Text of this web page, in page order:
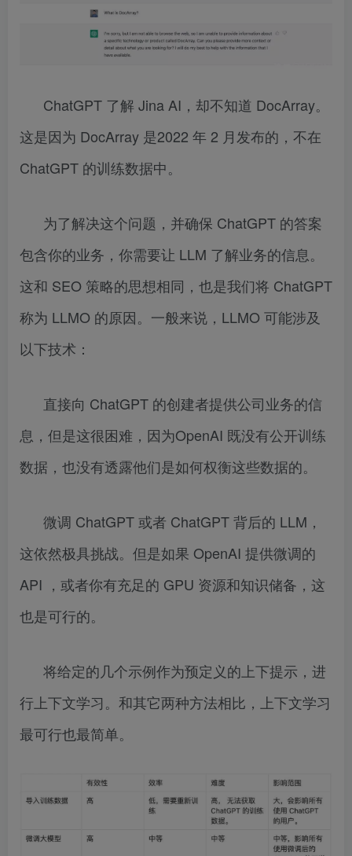
ChatGPT 了解 Jina AI，却不知道 DocArray。
这是因为 DocArray 是2022 年 2 月发布的，不在
ChatGPT 的训练数据中。
为了解决这个问题，并确保 ChatGPT 的答案
包含你的业务，你需要让 LLM 了解业务的信息。
这和 SEO 策略的思想相同，也是我们将 ChatGPT
称为 LLMO 的原因。一般来说，LLMO 可能涉及
以下技术：
直接向 ChatGPT 的创建者提供公司业务的信
息，但是这很困难，因为OpenAI 既没有公开训练
数据，也没有透露他们是如何权衡这些数据的。
微调 ChatGPT 或者 ChatGPT 背后的 LLM，
这依然极具挑战。但是如果 OpenAI 提供微调的
API ，或者你有充足的 GPU 资源和知识储备，这
也是可行的。
将给定的几个示例作为预定义的上下提示，进
行上下文学习。和其它两种方法相比，上下文学习
最可行也最简单。